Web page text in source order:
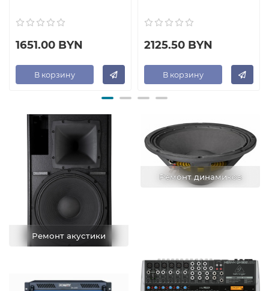
1651.00 BYN
В корзину
2125.50 BYN
В корзину
Ремонт акустики
Ремонт динамиков